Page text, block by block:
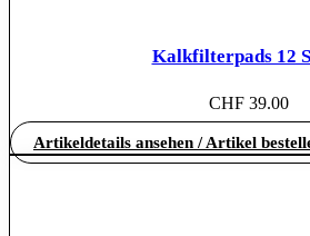
Kalkfilterpads 12
CHF 39.00
Artikeldetails ansehen / Artikel